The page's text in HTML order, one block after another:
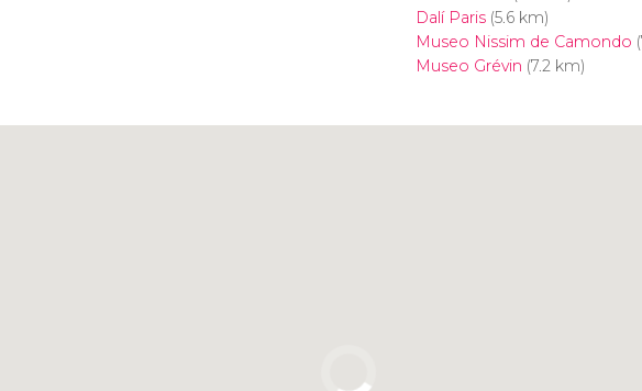
Dalí Paris(5.6 km)
Museo Nissim de Camondo
Museo Grévin (7.2 km)